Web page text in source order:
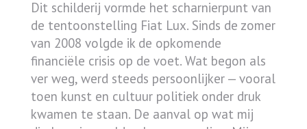
Dit schilderij vormde het scharnierpunt van
de tentoonstelling Fiat Lux. Sinds de zomer
van 2008 volgde ik de opkomende
financiële crisis op de voet. Wat begon als
ver weg, werd steeds persoonlijker — vooral
toen kunst en cultuur politiek onder druk
kwamen te staan. De aanval op wat mij